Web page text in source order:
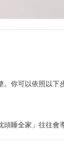
你可以依照以下
睡全家」往往會